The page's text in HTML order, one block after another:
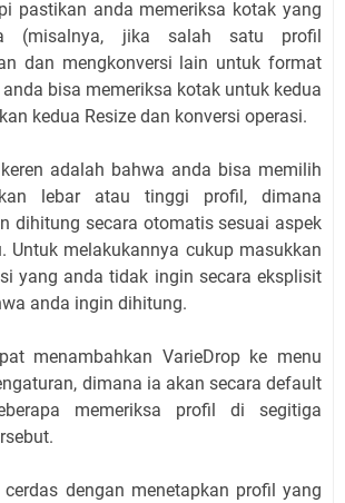
pastikan anda memeriksa kotak yang
(misalnya, jika salah satu profil
dan mengkonversi lain untuk format
bisa memeriksa kotak untuk kedua
kedua Resize dan konversi operasi.
adalah bahwa anda bisa memilih
lebar atau tinggi profil, dimana
dihitung secara otomatis sesuai aspek
Untuk melakukannya cukup masukkan
yang anda tidak ingin secara eksplisit
anda ingin dihitung.
menambahkan VarieDrop ke menu
dimana ia akan secara default
memeriksa profil di segitiga
dengan menetapkan profil yang